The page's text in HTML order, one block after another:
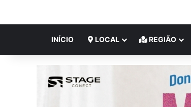
INÍCIO LOCAL REGIÃO